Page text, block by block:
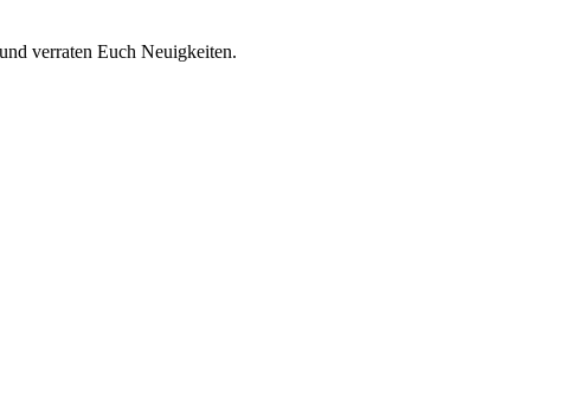
verraten Euch Neuigkeiten.